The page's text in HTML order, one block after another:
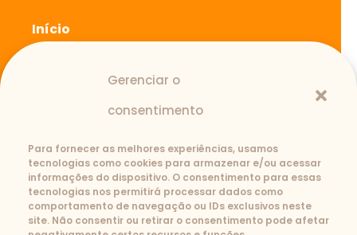
Gerenciar o
consentimento
Para fornecer as melhores experiências, usamos
tecnologias como cookies para armazenar e/ou acessar
informações do dispositivo. O consentimento para essas
tecnologias nos permitirá processar dados como
comportamento de navegação ou IDs exclusivos neste
site. Não consentir ou retirar o consentimento pode afetar
Início
A casa de Dom Bosco
Fale Conosco
Contato
(12) 3645-1110
3643-2239
casadedombosco@salesianos.com.br
Rua São João Bosco, 727-B. Santana -